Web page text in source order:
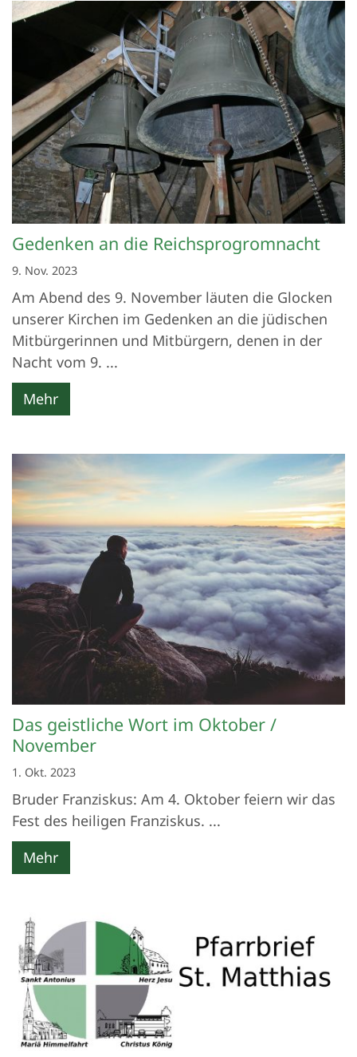
Gedenken an die Reichsprogromnacht
9. Nov. 2023
Am Abend des 9. November läuten die Glocken
unserer Kirchen im Gedenken an die jüdischen
Mitbürgerinnen und Mitbürgern, denen in der
Nacht vom 9. ...
Mehr
Das geistliche Wort im Oktober /
November
1. Okt. 2023
Bruder Franziskus: Am 4. Oktober feiern wir das
Fest des heiligen Franziskus. ...
Mehr